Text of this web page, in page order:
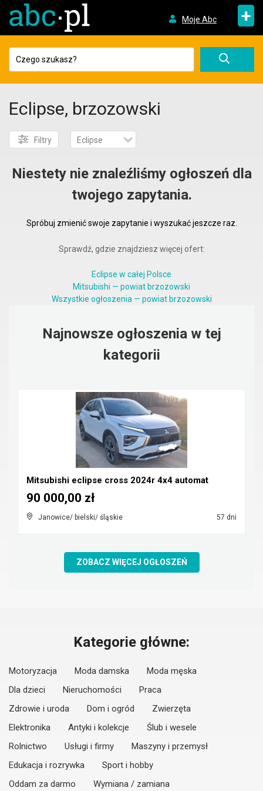
Moje Abc +
Eclipse, brzozowski
Filtry Eclipse
Niestety nie znaleźliśmy ogłoszeń dla
twojego zapytania.
Spróbuj zmienić swoje zapytanie i wyszukać jeszcze raz.
Sprawdź, gdzie znajdziesz więcej ofert:
Eclipse w całej Polsce
Mitsubishi — powiat brzozowski
Wszystkie ogłoszenia — powiat brzozowski
Najnowsze ogłoszenia w tej
kategorii
Mitsubishi eclipse cross 2024r 4x4 automat
Janowice/ bielski/ śląskie 57 dni
90 000,00 zł
ZOBACZ WIĘCEJ OGŁOSZEŃ
Kategorie główne:
Motoryzacja Moda damska
Moda męska
Dla dzieci
Nieruchomości
Praca
Zdrowie i uroda
Dom i ogród
Zwierzęta
Elektronika
Antyki i kolekcje
Ślub i wesele
Rolnictwo
Usługi i firmy
Maszyny i przemysł
Edukacja i rozrywka
Sport i hobby
Oddam za darmo
Wymiana / zamiana